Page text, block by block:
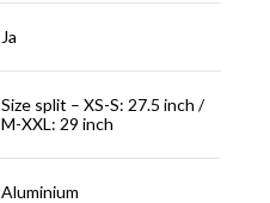
Ja
Size split – XS-S: 27.5 inch /
M-XXL: 29 inch
Aluminium